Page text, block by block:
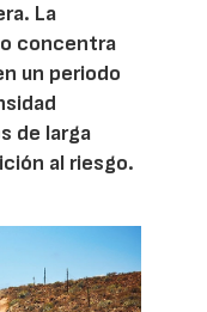
La
concentra
un periodo
de larga
al riesgo.